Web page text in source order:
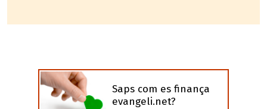
Saps com es finança
evangeli.net?